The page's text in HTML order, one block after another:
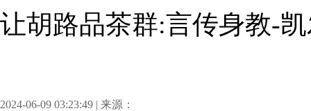
让胡路品茶群:言传身教-
2024-06-09 03:23:49 | 来源：